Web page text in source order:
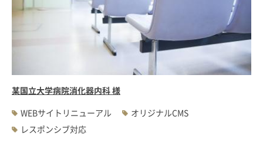
某国立大学病院消化器内科 様
WEBサイトリニューアル
オリジナルCMS
レスポンシブ対応